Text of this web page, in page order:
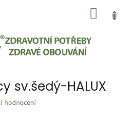
sv.šedý-HALUX
hodnocení